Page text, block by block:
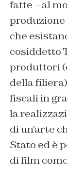
fatte – al
produzione
che
cosiddetto
produttori
della
fiscali in
la
di un’arte
Stato ed è
di film